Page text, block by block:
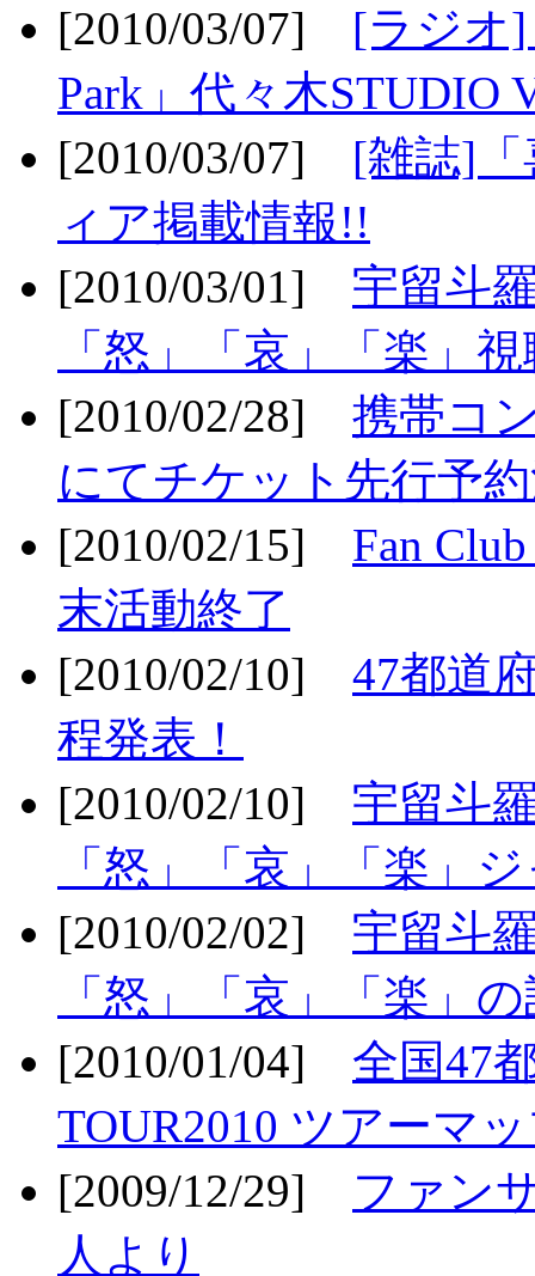
[2010/03/07] [ラジオ]
Park」代々木STUDIO
[2010/03/07] [雑誌]「
ィア掲載情報!!
[2010/03/01] 宇留斗
「怒」「哀」「楽」
[2010/02/28] 携帯コ
にてチケット先行予
[2010/02/15] Fan
末活動終了
[2010/02/10] 47都道
程発表！
[2010/02/10] 宇留斗
「怒」「哀」「楽」
[2010/02/02] 宇留斗
「怒」「哀」「楽」
[2010/01/04] 全国47
TOUR2010 ツアーマ
[2009/12/29] ファン
人より